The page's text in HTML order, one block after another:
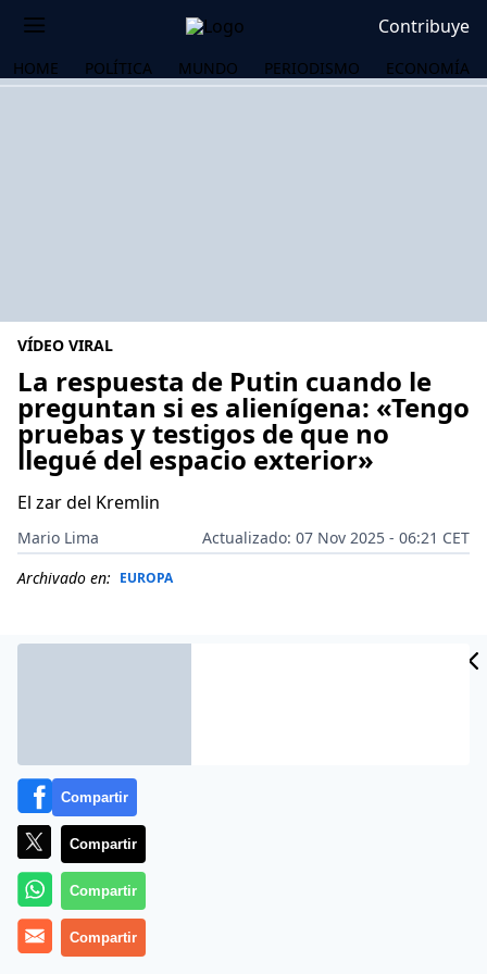
Contribuye
HOME POLÍTICA MUNDO PERIODISMO ECONOMÍA
VÍDEO VIRAL
La respuesta de Putin cuando le
preguntan si es alienígena: «Tengo
pruebas y testigos de que no
llegué del espacio exterior»
El zar del Kremlin
Mario Lima
Actualizado: 07 Nov 2025 - 06:21 CET
Archivado en: EUROPA
Más información
Compartir
Compartir
Compartir
Compartir